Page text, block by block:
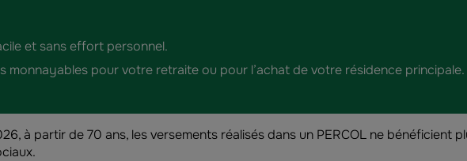
et sans effort personnel.
monnayables pour votre retraite ou pour l’achat de votre résidence principale.
à partir de 70 ans, les versements réalisés dans un PERCOL ne bénéficient